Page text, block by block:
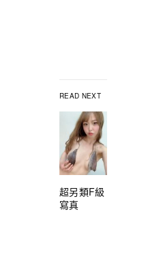
READ NEXT
超另類F級
寫真